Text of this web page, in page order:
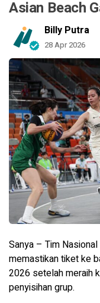
Asian Beach
Billy Putra
28 Apr 2026
Sanya – Tim
memastikan tiket ke
2026 setelah meraih
penyisihan grup.